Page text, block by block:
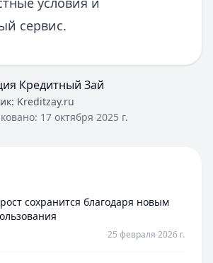
сервис.
Кредитный Зай
Kreditzay.ru
17 октября 2025 г.
сохранится благодаря новым
25 февраля 2026 г.